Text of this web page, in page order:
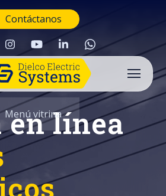
Contáctanos
Menú vitrina
en línea